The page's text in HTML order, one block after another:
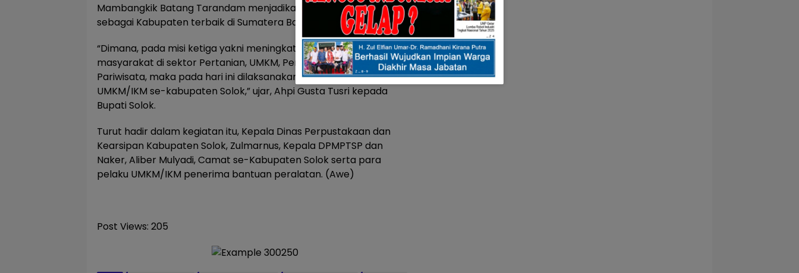
Mambangkik Batang Tarandam menjadikan Kabupaten Solok
sebagai Kabupaten terbaik di Sumatera Barat.
“Dimana, pada misi ketiga yakni meningkatkan perekonomian
masyarakat di sektor Pertanian, UMKM, Perdagangan dan
Pariwisata, maka pada hari ini dilaksanakan penyerahan Bantuan
UMKM/IKM se-kabupaten Solok,” ujar, Ahpi Gusta Tusri kepada
Bupati Solok.
Turut hadir dalam kegiatan itu, Kepala Dinas Perpustakaan dan
Kearsipan Kabupaten Solok, Zulmarnus, Kepala DPMPTSP dan
Naker, Aliber Mulyadi, Camat se-Kabupaten Solok serta para
pelaku UMKM/IKM penerima bantuan peralatan. (Awe)
Post Views: 205